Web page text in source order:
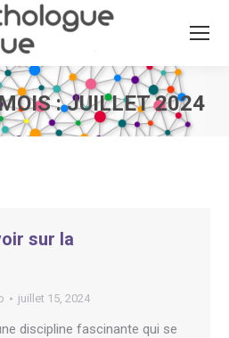
:JUILLET 2024
Vous êtes ici :
sur la
juillet 15, 2024
discipline fascinante qui se